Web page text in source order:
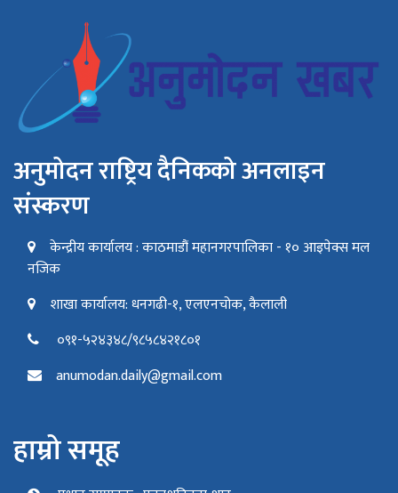
अनुमोदन राष्ट्रिय दैनिकको अनलाइन
संस्करण
केन्द्रीय कार्यालय : काठमाडौं महानगरपालिका - १० आइपेक्स मल
नजिक
शाखा कार्यालय: धनगढी-१, एलएनचोक, कैलाली
०९१-५२४३४८/९८५८४२१८०१
anumodan.daily@gmail.com
हाम्रो समूह